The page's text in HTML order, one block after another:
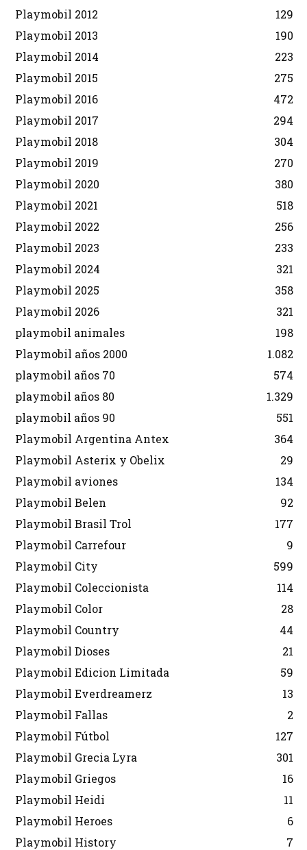
Playmobil 2012
129
Playmobil 2013
190
Playmobil 2014
223
Playmobil 2015
275
Playmobil 2016
472
Playmobil 2017
294
Playmobil 2018
304
Playmobil 2019
270
Playmobil 2020
380
Playmobil 2021
518
Playmobil 2022
256
Playmobil 2023
233
Playmobil 2024
321
Playmobil 2025
358
Playmobil 2026
321
playmobil animales
198
Playmobil años 2000
1.082
playmobil años 70
574
playmobil años 80
1.329
playmobil años 90
551
Playmobil Argentina Antex
364
Playmobil Asterix y Obelix
29
Playmobil aviones
134
Playmobil Belen
92
Playmobil Brasil Trol
177
Playmobil Carrefour
9
Playmobil City
599
Playmobil Coleccionista
114
Playmobil Color
28
Playmobil Country
44
Playmobil Dioses
21
Playmobil Edicion Limitada
59
Playmobil Everdreamerz
13
Playmobil Fallas
2
Playmobil Fútbol
127
Playmobil Grecia Lyra
301
Playmobil Griegos
16
Playmobil Heidi
11
Playmobil Heroes
6
Playmobil History
7